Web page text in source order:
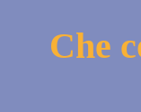
Che